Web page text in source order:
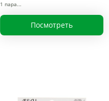
1 пара
Посмотреть